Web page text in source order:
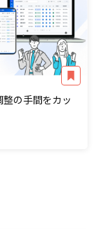
の手間をカッ